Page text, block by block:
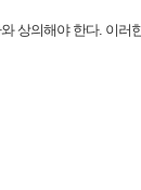
상의해야 한다. 이러